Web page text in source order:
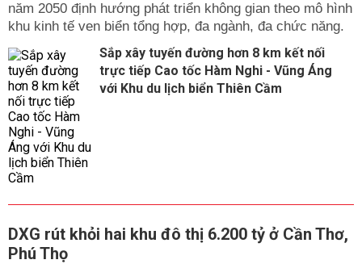
năm 2050 định hướng phát triển không gian theo mô hình
khu kinh tế ven biển tổng hợp, đa ngành, đa chức năng.
Sắp xây tuyến đường hơn 8 km kết nối
trực tiếp Cao tốc Hàm Nghi - Vũng Áng
với Khu du lịch biển Thiên Cầm
DXG rút khỏi hai khu đô thị 6.200 tỷ ở Cần Thơ,
Phú Thọ